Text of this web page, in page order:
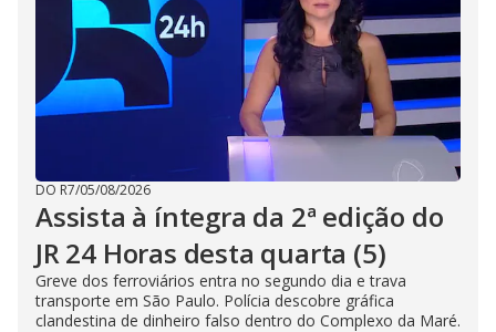
DO R7/05/08/2026
Assista à íntegra da 2ª edição do
JR 24 Horas desta quarta (5)
Greve dos ferroviários entra no segundo dia e trava
transporte em São Paulo. Polícia descobre gráfica
clandestina de dinheiro falso dentro do Complexo da Maré.